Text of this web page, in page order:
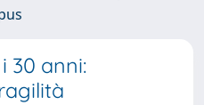
30 anni: